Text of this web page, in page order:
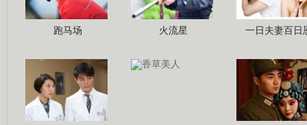
跑马场 火流星 一日夫妻百日